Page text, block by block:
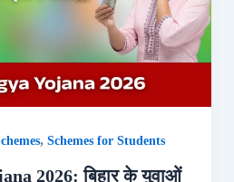
, Schemes for Students
2026: बिहार के युवाओं